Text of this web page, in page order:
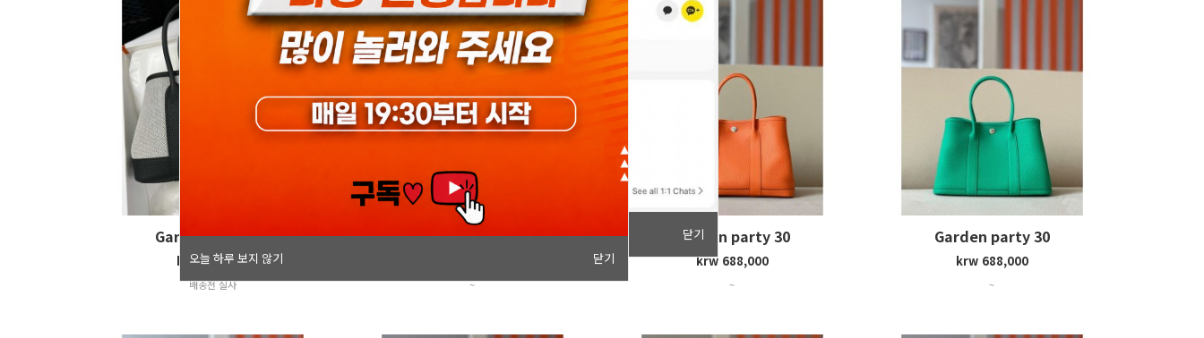
오늘 하루 보지 않기
닫기
오늘 하루 보지 않기
닫기
Garden party 23
krw 588,000
배송전 실사
Garden party 30
~
Garden party 30
krw 688,000
~
Garden party 30
krw 688,000
~